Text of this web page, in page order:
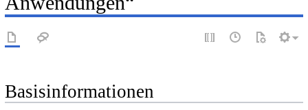
Basisinformationen